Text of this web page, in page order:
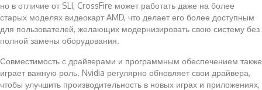
но в отличие от SLI, CrossFire может работать даже на более
старых моделях видеокарт AMD, что делает его более доступным
для пользователей, желающих модернизировать свою систему без
полной замены оборудования.
Совместимость с драйверами и программным обеспечением также
играет важную роль. Nvidia регулярно обновляет свои драйвера,
чтобы улучшить производительность в новых играх и приложениях,